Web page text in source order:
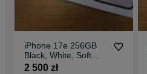
iPhone 17e 256GB
Black, White, Soft
Pink z PL Dystrybucji
2 500 zł